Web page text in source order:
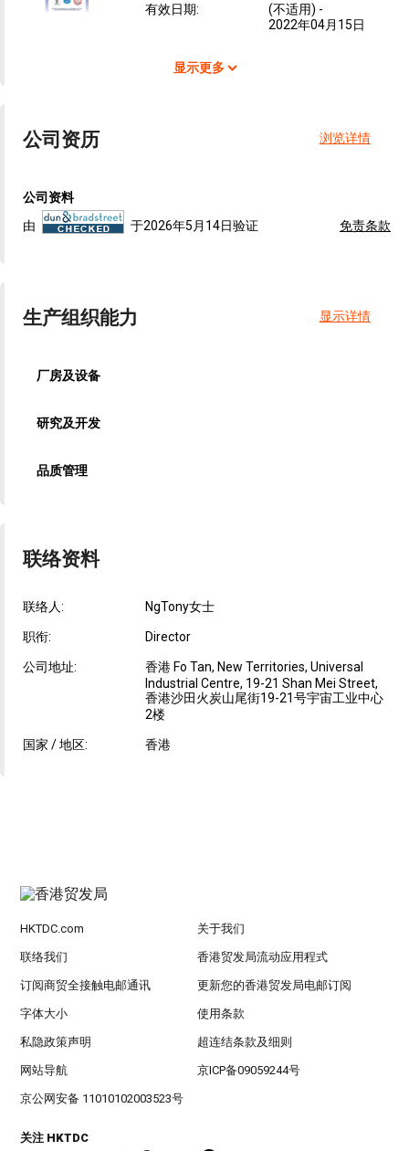
有效日期: (不适用) -
2022年04月15日
显示更多
公司资历 浏览详情
公司资料
由
于2026年5月14日验证 免责条款
生产组织能力 显示详情
厂房及设备
研究及开发
品质管理
联络资料
联络人: NgTony女士
职衔: Director
公司地址:
香港 Fo Tan, New Territories, Universal
Industrial Centre, 19-21 Shan Mei Street,
香港沙田火炭山尾街19-21号宇宙工业中心
2楼
国家 / 地区: 香港
HKTDC.com 关于我们
联络我们 香港贸发局流动应用程式
订阅商贸全接触电邮通讯 更新您的香港贸发局电邮订阅
字体大小 使用条款
私隐政策声明 超连结条款及细则
网站导航 京ICP备09059244号
京公网安备 11010102003523号
关注 HKTDC